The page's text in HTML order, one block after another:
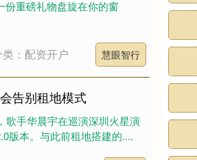
重磅礼物盘旋在你的窗
：配资开户 慧眼智行
告别租地模式
歌手华晨宇在巡演深圳火星演
版本。与此前租地搭建的....